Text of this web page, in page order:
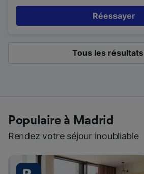
Réessayer
Tous les résultats
Populaire à Madrid
Rendez votre séjour inoubliable